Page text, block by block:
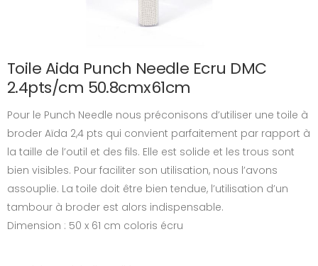
Toile Aida Punch Needle Ecru DMC
2.4pts/cm 50.8cmx61cm
Pour le Punch Needle nous préconisons d’utiliser une toile à
broder Aïda 2,4 pts qui convient parfaitement par rapport à
la taille de l’outil et des fils. Elle est solide et les trous sont
bien visibles. Pour faciliter son utilisation, nous l’avons
assouplie. La toile doit être bien tendue, l’utilisation d’un
tambour à broder est alors indispensable.
Dimension : 50 x 61 cm coloris écru